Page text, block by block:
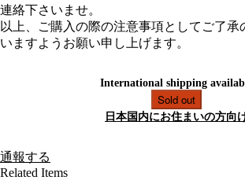
連絡下さいませ。
以上、ご購入の際の注意事項としてご了承
いますようお願い申し上げます。
International shipping
Sold out
日本国内にお住まいの方向
通報する
Related Items